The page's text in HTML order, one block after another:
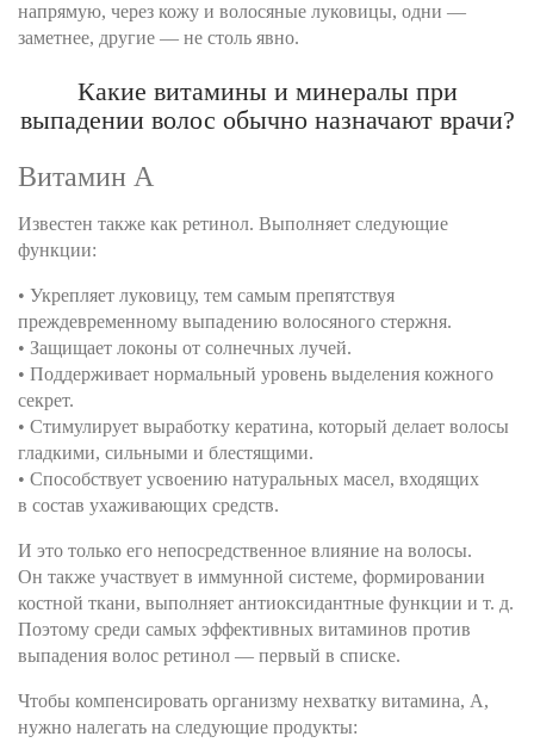
напрямую, через кожу и волосяные луковицы, одни —
заметнее, другие — не столь явно.
Какие витамины и минералы при
выпадении волос обычно назначают врачи?
Витамин А
Известен также как ретинол. Выполняет следующие
функции:
• Укрепляет луковицу, тем самым препятствуя
преждевременному выпадению волосяного стержня.
• Защищает локоны от солнечных лучей.
• Поддерживает нормальный уровень выделения кожного
секрет.
• Стимулирует выработку кератина, который делает волосы
гладкими, сильными и блестящими.
• Способствует усвоению натуральных масел, входящих
в состав ухаживающих средств.
И это только его непосредственное влияние на волосы.
Он также участвует в иммунной системе, формировании
костной ткани, выполняет антиоксидантные функции и т. д.
Поэтому среди самых эффективных витаминов против
выпадения волос ретинол — первый в списке.
Чтобы компенсировать организму нехватку витамина, А,
нужно налегать на следующие продукты: